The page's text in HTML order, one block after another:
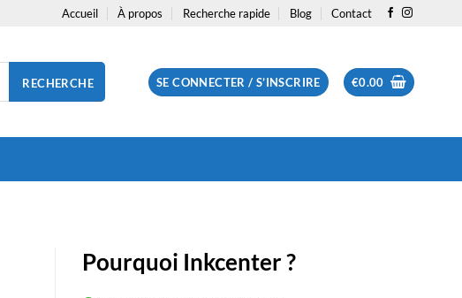
Accueil À propos Recherche rapide Blog Contact
RECHERCHE SE CONNECTER / S’INSCRIRE €0.00
Pourquoi Inkcenter ?